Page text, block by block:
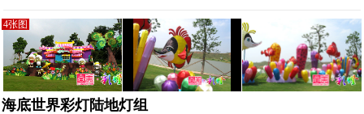
4张图
海底世界彩灯陆地灯组